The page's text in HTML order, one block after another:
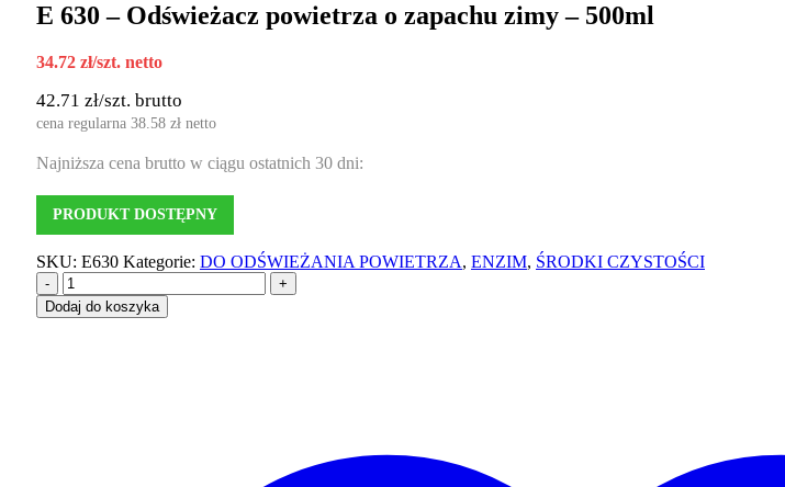
E 630 – Odświeżacz powietrza o zapachu zimy – 500ml
34.72 zł/szt. netto
42.71 zł/szt. brutto
cena regularna 38.58 zł netto
Najniższa cena brutto w ciągu ostatnich 30 dni:
PRODUKT DOSTĘPNY
SKU: E630 Kategorie: DO ODŚWIEŻANIA POWIETRZA, ENZIM, ŚRODKI CZYSTOŚCI
-
+
Dodaj do koszyka